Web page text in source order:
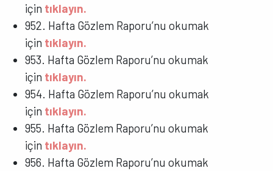
için tıklayın.
952. Hafta Gözlem Raporu’nu okumak
için tıklayın.
953. Hafta Gözlem Raporu’nu okumak
için tıklayın.
954. Hafta Gözlem Raporu’nu okumak
için tıklayın.
955. Hafta Gözlem Raporu’nu okumak
için tıklayın.
956. Hafta Gözlem Raporu’nu okumak